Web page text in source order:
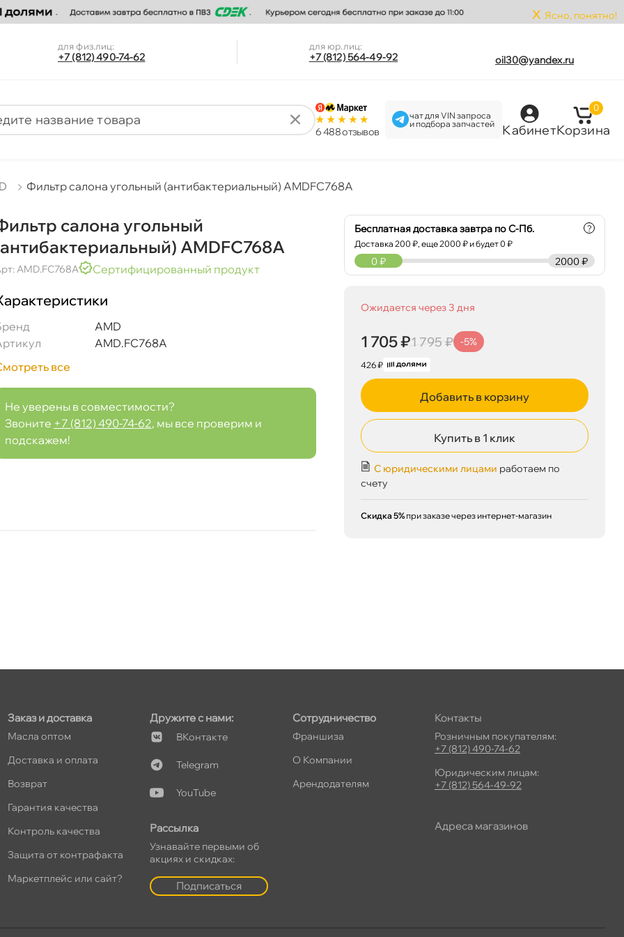
x Ясно, понятно!
для физ.лиц:
+7 (812) 490-74-62
для юр.лиц:
+7 (812) 564-49-92 oil30@yandex.ru
6 488 отзыво
чат для VIN запроса
и подбора запчастей
Кабинет
0
Корзина
Фильтр салона угольный (антибактериальный) AMDFC768A
салона угольный
AMDFC768A
AMD.FC768A Сертифицированный продукт
AMD
AMD.FC768A
все
Не уверены в совместимости?
Звоните +7 (812) 490-74-62, мы все проверим и
подскажем!
Бесплатная доставка завтра по С-Пб.
Доставка200 ₽, еще2000 ₽ и будет 0 ₽
?
2000 ₽
0 ₽
Ожидается через 3 дня
1 705 ₽1 795 ₽ -5%
426 ₽
Добавить в корзину
Купить в 1 клик
С юридическими лицами работаем по
счету
Скидка 5% при заказе через интернет-магазин
AMDFC768A 1 795 ₽
06.08 (при заказе от 2000₽) Сегодня, 06.08
Заказ и доставка
Масла оптом
Доставка и оплата
озврат
Гарантия качества
Контроль качества
Защита от контрафакта
Маркетплейс или сайт?
Дружите с нами:
Контакте
Telegram
YouTube
Рассылка
Узнавайте первыми о
акциях и скидках:
Подписаться
Сотрудничество
Франшиза
О Компании
Арендодателям
Контакты
Розничным покупателям:
+7 (812) 490-74-62
Юридическим лицам:
+7 (812) 564-49-92
Адреса магазино